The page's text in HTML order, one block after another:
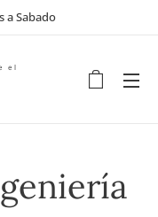
a Sabado
el